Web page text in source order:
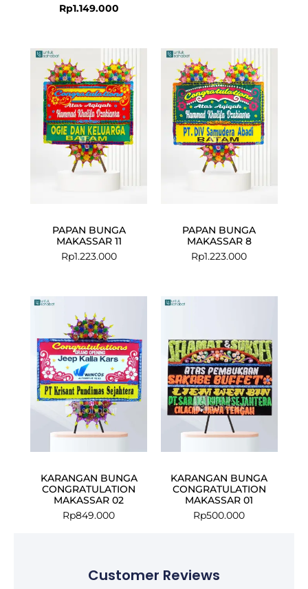
Rp1.149.000
PAPAN BUNGA
MAKASSAR 11
Rp1.223.000
PAPAN BUNGA
MAKASSAR 8
Rp1.223.000
KARANGAN BUNGA
CONGRATULATION
MAKASSAR 02
Rp849.000
KARANGAN BUNGA
CONGRATULATION
MAKASSAR 01
Rp500.000
Customer Reviews